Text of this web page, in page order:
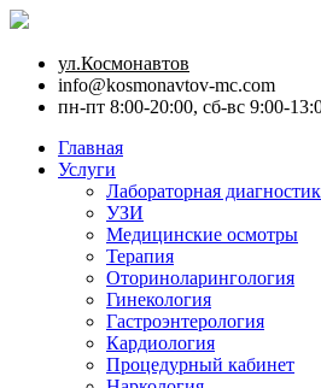
ул.Космонавтов
info@kosmonavtov-mc.com
пн-пт 8:00-20:00, сб-вс 9:00-
Главная
Услуги
Лабораторная
УЗИ
Медицинские осмотры
Терапия
Оториноларингология
Гинекология
Гастроэнтерология
Кардиология
Процедурный кабинет